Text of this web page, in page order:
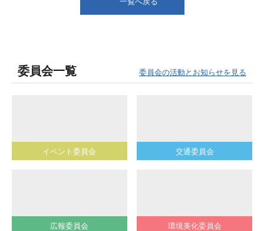
委員会一覧 委員会の活動とお知らせを見る
イベント委員会 交通委員会
広報委員会 環境美化委員会